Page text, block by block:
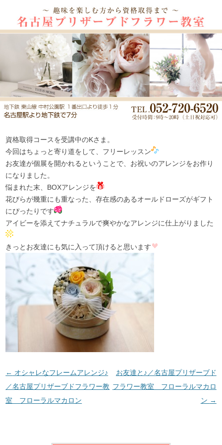
資格取得コースを受講中のKさま。
今回はちょっと寄り道をして、フリーレッスン
お友達が個展を開かれるということで、お祝いのアレンジをお作り
になりました。
悩まれた末、BOXアレンジを
花びらが幾重にも重なった、存在感のあるオールドローズがギフト
にぴったりです
アイビーを添えてナチュラルで爽やかなアレンジに仕上がりました
きっとお友達にも気に入って頂けると思います
投稿ナビゲーション
← オシャレなフレームアレンジ♪
／名古屋プリザーブドフラワー教
室 フローラルマカロン
お友達と♪／名古屋プリザーブド
フラワー教室 フローラルマカロ
ン →